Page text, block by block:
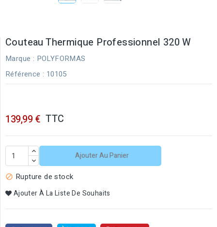
Couteau Thermique Professionnel 320 W
Marque : POLYFORMAS
Référence : 10105
139,99 € TTC
Ajouter Au Panier
 Rupture de stock
Ajouter À La Liste De Souhaits